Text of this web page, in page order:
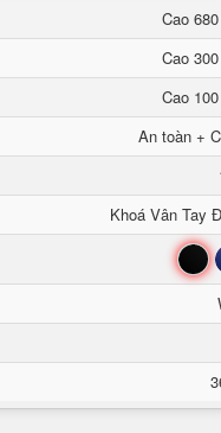
Cao
Cao
Cao
An toàn +
Khoá Vân Tay
Đen